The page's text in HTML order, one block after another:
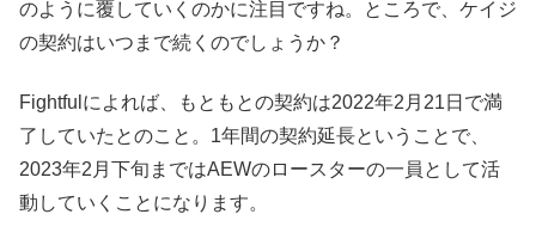
のように覆していくのかに注目ですね。ところで、ケイジ
の契約はいつまで続くのでしょうか？
Fightfulによれば、もともとの契約は2022年2月21日で満
了していたとのこと。1年間の契約延長ということで、
2023年2月下旬まではAEWのロースターの一員として活
動していくことになります。